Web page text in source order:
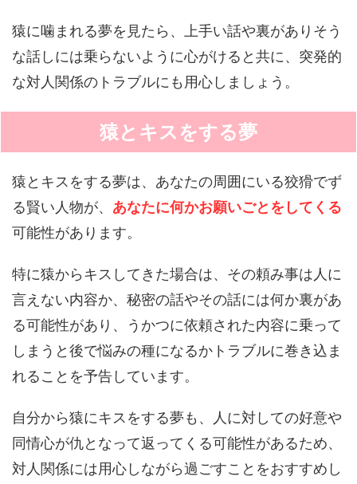
猿に噛まれる夢を見たら、上手い話や裏がありそう
な話しには乗らないように心がけると共に、突発的
な対人関係のトラブルにも用心しましょう。
猿とキスをする夢
猿とキスをする夢は、あなたの周囲にいる狡猾でず
る賢い人物が、 あなたに何かお願いごとをしてくる
可能性があります。
特に猿からキスしてきた場合は、その頼み事は人に
言えない内容か、秘密の話やその話には何か裏があ
る可能性があり、うかつに依頼された内容に乗って
しまうと後で悩みの種になるかトラブルに巻き込ま
れることを予告しています。
自分から猿にキスをする夢も、人に対しての好意や
同情心が仇となって返ってくる可能性があるため、
対人関係には用心しながら過ごすことをおすすめし